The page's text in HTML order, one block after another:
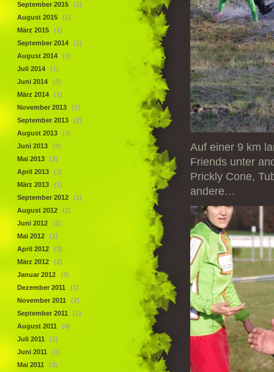
Auf einer 9 km
Friends unter
Prickly Cone,
andere…
September 2015
(1)
August 2015
(1)
März 2015
(1)
September 2014
(1)
August 2014
(1)
Juli 2014
(1)
Juni 2014
(2)
März 2014
(1)
November 2013
(1)
September 2013
(2)
August 2013
(4)
Juni 2013
(4)
Mai 2013
(3)
April 2013
(3)
März 2013
(1)
September 2012
(1)
August 2012
(2)
Juni 2012
(2)
Mai 2012
(1)
April 2012
(3)
März 2012
(2)
Januar 2012
(3)
Dezember 2011
(1)
November 2011
(2)
September 2011
(1)
August 2011
(4)
Juli 2011
(1)
Juni 2011
(1)
Mai 2011
(3)